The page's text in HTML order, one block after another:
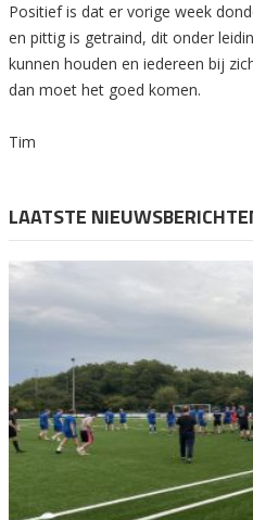
Positief is dat er vorige week
en pittig is getraind, dit onder
kunnen houden en iedereen bij
dan moet het goed komen.
Tim
LAATSTE